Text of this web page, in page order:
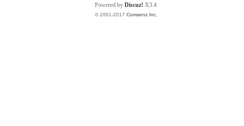
Powered by Discuz! X3.4
© 2001-2017 Comsenz Inc.